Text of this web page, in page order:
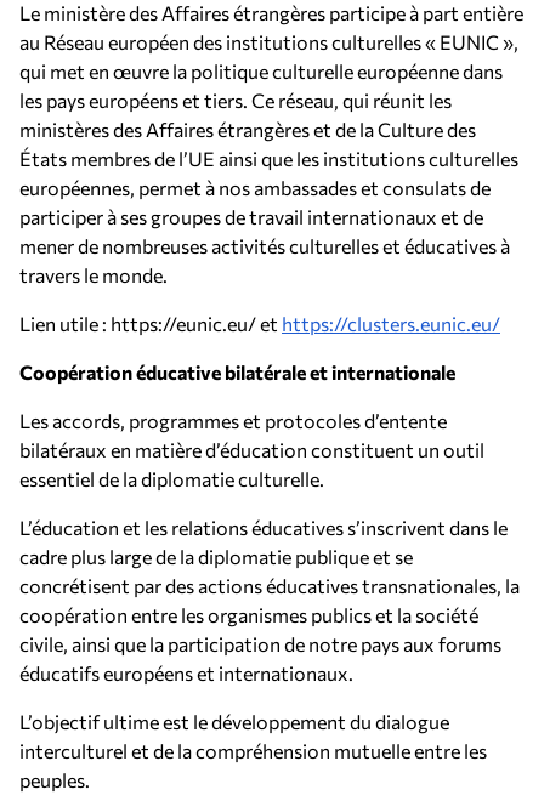
Le ministère des Affaires étrangères participe à part entière
au Réseau européen des institutions culturelles « EUNIC »,
qui met en œuvre la politique culturelle européenne dans
les pays européens et tiers. Ce réseau, qui réunit les
ministères des Affaires étrangères et de la Culture des
États membres de l’UE ainsi que les institutions culturelles
européennes, permet à nos ambassades et consulats de
participer à ses groupes de travail internationaux et de
mener de nombreuses activités culturelles et éducatives à
travers le monde.
Lien utile : https://eunic.eu/ et https://clusters.eunic.eu/
Coopération éducative bilatérale et internationale
Les accords, programmes et protocoles d’entente
bilatéraux en matière d’éducation constituent un outil
essentiel de la diplomatie culturelle.
L’éducation et les relations éducatives s’inscrivent dans le
cadre plus large de la diplomatie publique et se
concrétisent par des actions éducatives transnationales, la
coopération entre les organismes publics et la société
civile, ainsi que la participation de notre pays aux forums
éducatifs européens et internationaux.
L’objectif ultime est le développement du dialogue
interculturel et de la compréhension mutuelle entre les
peuples.